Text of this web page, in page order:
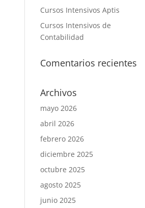
Cursos Intensivos Aptis
Cursos Intensivos de
Contabilidad
Comentarios recientes
Archivos
mayo 2026
abril 2026
febrero 2026
diciembre 2025
octubre 2025
agosto 2025
junio 2025